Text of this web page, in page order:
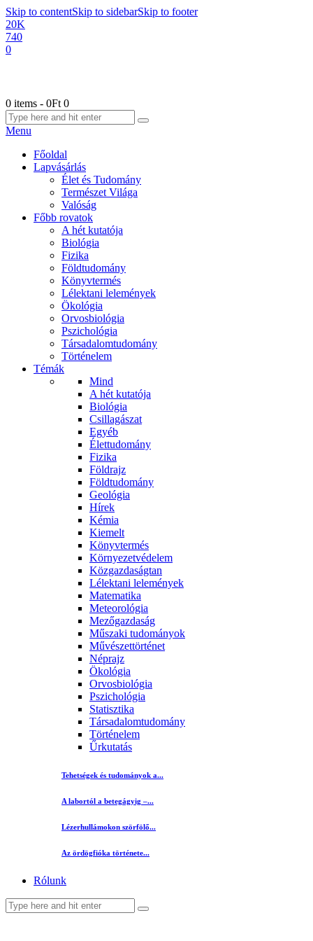
Skip to contentSkip to sidebarSkip to footer
20K
740
0
0 items - 0Ft 0
Menu
Főoldal
Lapvásárlás
Élet és Tudomány
Természet Világa
Valóság
Főbb rovatok
A hét kutatója
Biológia
Fizika
Földtudomány
Könyvtermés
Lélektani lelemények
Ökológia
Orvosbiológia
Pszichológia
Társadalomtudomány
Történelem
Témák
Mind
A hét kutatója
Biológia
Csillagászat
Egyéb
Élettudomány
Fizika
Földrajz
Földtudomány
Geológia
Hírek
Kémia
Kiemelt
Könyvtermés
Környezetvédelem
Közgazdaságtan
Lélektani lelemények
Matematika
Meteorológia
Mezőgazdaság
Műszaki tudományok
Művészettörténet
Néprajz
Ökológia
Orvosbiológia
Pszichológia
Statisztika
Társadalomtudomány
Történelem
Űrkutatás
Tehetségek és tudományok a...
A labortól a betegágyig –...
Lézerhullámokon szörfölő...
Az ördögfióka története...
Rólunk